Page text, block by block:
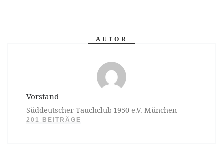
AUTOR
Vorstand
Süddeutscher Tauchclub 1950 e.V. München
201 BEITRÄGE